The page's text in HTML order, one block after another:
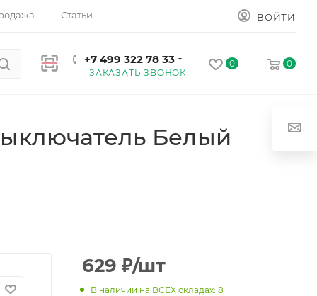
Статьи ВОЙТИ
+7 499 322 78 33
ЗАКАЗАТЬ ЗВОНОК
0 0
Белый
629 ₽/шт
В наличии на ВСЕХ складах: 8